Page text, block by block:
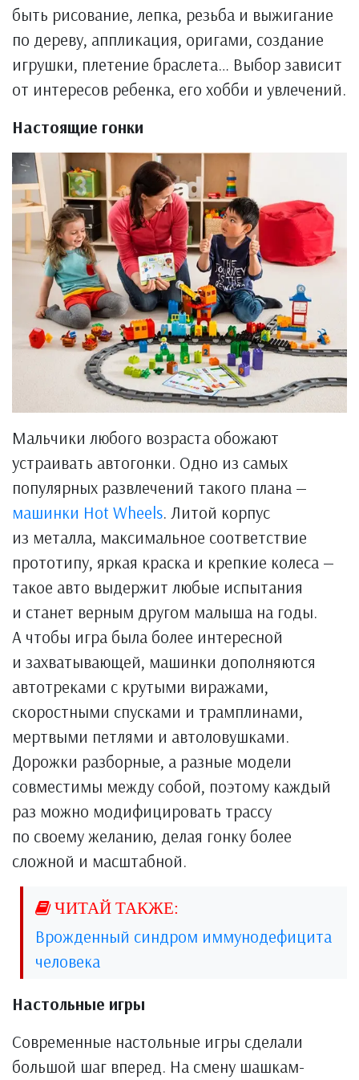
быть рисование, лепка, резьба и выжигание
по дереву, аппликация, оригами, создание
игрушки, плетение браслета… Выбор зависит
от интересов ребенка, его хобби и увлечений.
Настоящие гонки
Мальчики любого возраста обожают
устраивать автогонки. Одно из самых
популярных развлечений такого плана —
машинки Hot Wheels. Литой корпус
из металла, максимальное соответствие
прототипу, яркая краска и крепкие колеса —
такое авто выдержит любые испытания
и станет верным другом малыша на годы.
А чтобы игра была более интересной
и захватывающей, машинки дополняются
автотреками с крутыми виражами,
скоростными спусками и трамплинами,
мертвыми петлями и автоловушками.
Дорожки разборные, а разные модели
совместимы между собой, поэтому каждый
раз можно модифицировать трассу
по своему желанию, делая гонку более
сложной и масштабной.
Врожденный синдром иммунодефицита
человека
Настольные игры
Современные настольные игры сделали
большой шаг вперед. На смену шашкам-